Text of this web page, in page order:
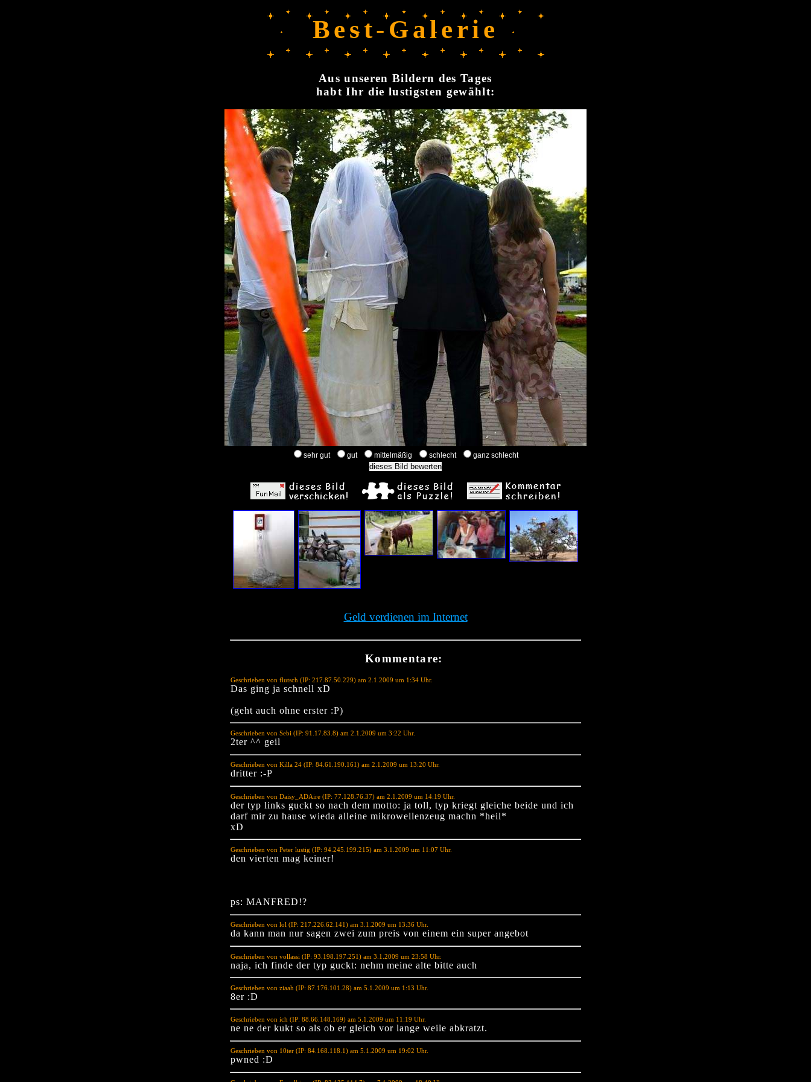
Best-Galerie
Aus unseren Bildern des Tages
habt Ihr die lustigsten gewählt:
sehr gut gut mittelmäßig schlecht ganz schlecht
Geld verdienen im Internet
Kommentare:
Geschrieben von flutsch (IP: 217.87.50.229) am 2.1.2009 um 1:34 Uhr.
Das ging ja schnell xD
(geht auch ohne erster :P)
Geschrieben von Sebi (IP: 91.17.83.8) am 2.1.2009 um 3:22 Uhr.
2ter ^^ geil
Geschrieben von Killa 24 (IP: 84.61.190.161) am 2.1.2009 um 13:20 Uhr.
dritter :-P
Geschrieben von Daisy_ADAire (IP: 77.128.76.37) am 2.1.2009 um 14:19 Uhr.
der typ links guckt so nach dem motto: ja toll, typ kriegt gleiche beide und ich
darf mir zu hause wieda alleine mikrowellenzeug machn *heil*
xD
Geschrieben von Peter lustig (IP: 94.245.199.215) am 3.1.2009 um 11:07 Uhr.
den vierten mag keiner!
ps: MANFRED!?
Geschrieben von lol (IP: 217.226.62.141) am 3.1.2009 um 13:36 Uhr.
da kann man nur sagen zwei zum preis von einem ein super angebot
Geschrieben von vollassi (IP: 93.198.197.251) am 3.1.2009 um 23:58 Uhr.
naja, ich finde der typ guckt: nehm meine alte bitte auch
Geschrieben von ziaah (IP: 87.176.101.28) am 5.1.2009 um 1:13 Uhr.
8er :D
Geschrieben von ich (IP: 88.66.148.169) am 5.1.2009 um 11:19 Uhr.
ne ne der kukt so als ob er gleich vor lange weile abkratzt.
Geschrieben von 10ter (IP: 84.168.118.1) am 5.1.2009 um 19:02 Uhr.
pwned :D